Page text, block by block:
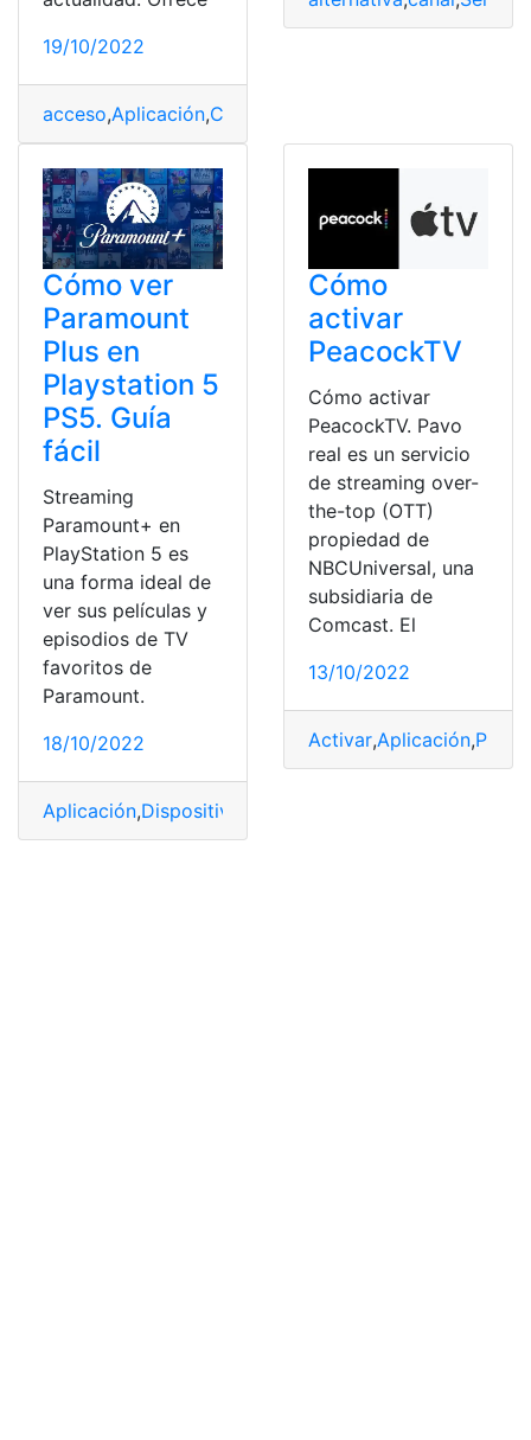
19/10/2022
acceso,Aplicación,Canales
Cómo ver
Paramount
Plus en
Playstation 5
PS5. Guía
fácil
Streaming
Paramount+ en
PlayStation 5 es
una forma ideal de
ver sus películas y
episodios de TV
favoritos de
Paramount.
18/10/2022
Aplicación,Dispositivo
Cómo
activar
PeacockTV
Cómo activar
PeacockTV. Pavo
real es un servicio
de streaming over-
the-top (OTT)
propiedad de
NBCUniversal, una
subsidiaria de
Comcast. El
13/10/2022
Activar,Aplicación,